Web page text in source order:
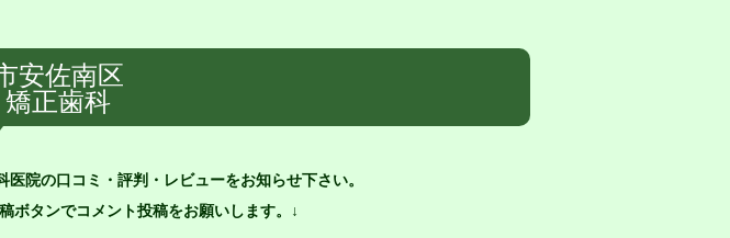
安佐南区
正歯科
医院の口コミ・評判・レビューをお知らせ下さい。
ボタンでコメント投稿をお願いします。↓